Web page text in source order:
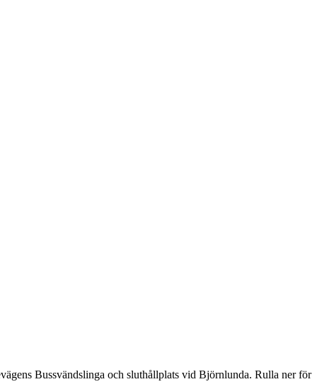
Bussvändslinga och sluthållplats vid Björnlunda. Rulla ner för